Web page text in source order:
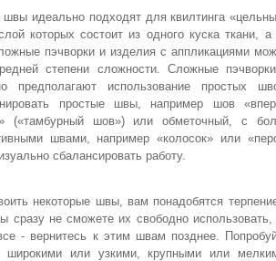
идеально подходят для квилтинга
которых состоит из одного куска ткани, а
пэчворки и изделия с аппликациями
степени сложности. Сложные
предполагают использование простых
простые швы, например шов
(«тамбурный шов») или обметочный, с
швами, например «колосок» или
сбалансировать работу.
некоторые швы, вам понадобятся
сразу не сможете их свободно использовать,
- вернитесь к этим швам позднее.
широкими или узкими, крупными или